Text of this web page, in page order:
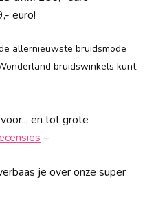
euro!
allernieuwste bruidsmode
bruidswinkels kunt
en tot grote
–
je over onze super